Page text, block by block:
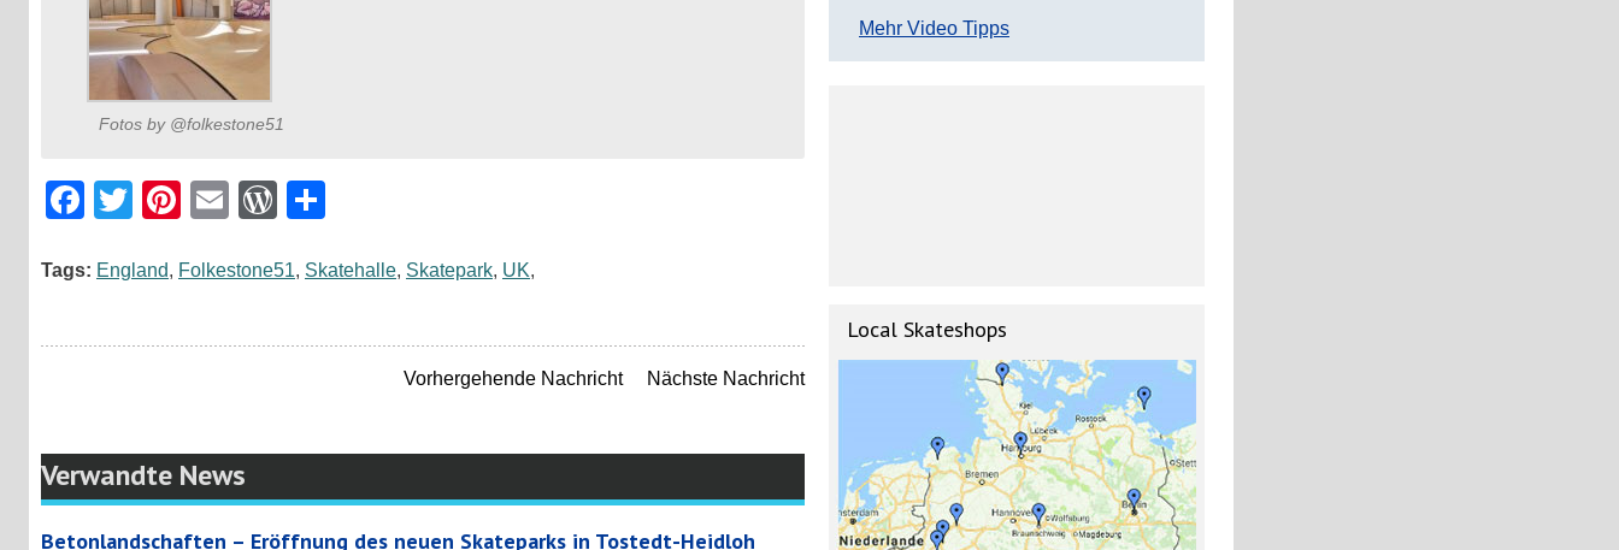
Fotos by @folkestone51
Facebook
TwitterPinterest
EmailWordPress
Tags: England, Folkestone51, Skatehalle, Skatepark, UK,
Vorhergehende Nachricht Nächste Nachricht
Verwandte News
Betonlandschaften – Eröffnung des neuen Skateparks in Tostedt-Heidloh
Mehr Video Tipps
Local Skateshops